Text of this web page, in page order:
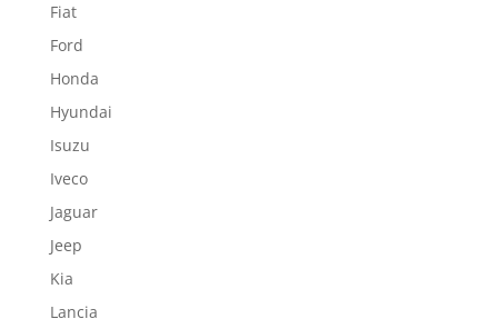
Fiat
Ford
Honda
Hyundai
Isuzu
Iveco
Jaguar
Jeep
Kia
Lancia